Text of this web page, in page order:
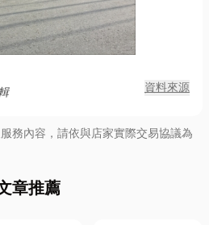
資料來源
務內容，請依與店家實際交易協議為
章推薦